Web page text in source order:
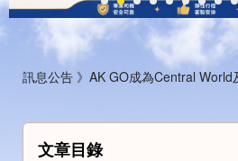
訊息公告 》 AK GO成為Central
文章目錄